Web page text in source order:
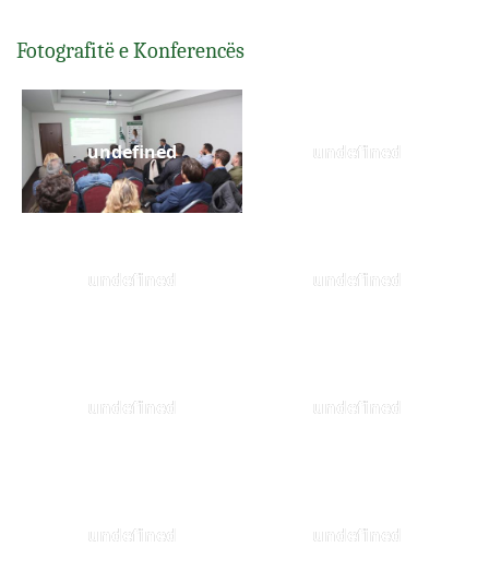
Fotografitë e Konferencës
undefined undefined
undefined undefined
undefined undefined
undefined undefined